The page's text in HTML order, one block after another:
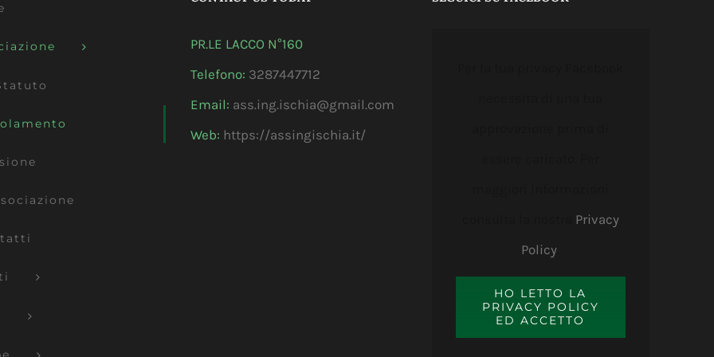
PR.LE LACCO N°160
Telefono: 3287447712
Email: ass.ing.ischia@gmail.com
Web: https://assingischia.it/
Privacy
Policy
HO LETTO LA
PRIVACY POLICY
ED ACCETTO